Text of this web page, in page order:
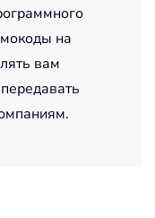
на
вам